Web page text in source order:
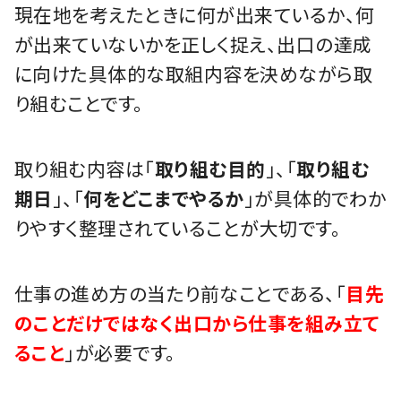
現在地を考えたときに何が出来ているか、何
が出来ていないかを正しく捉え、出口の達成
に向けた具体的な取組内容を決めながら取
り組むことです。
取り組む内容は「取り組む目的 」、「取り組む
期日 」、「何をどこまでやるか 」が具体的でわか
りやすく整理されていることが大切です。
仕事の進め方の当たり前なことである、「目先
のことだけではなく出口から仕事を組み立て
ること 」が必要です。